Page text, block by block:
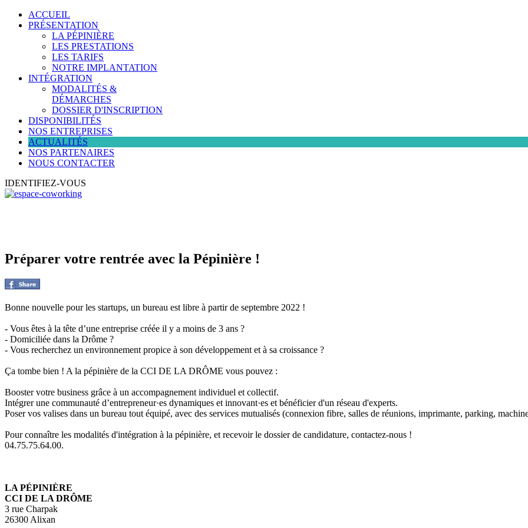
ACCUEIL
PRÉSENTATION
LA PÉPINIÈRE
LES PRESTATIONS
LES TARIFS
NOTRE IMPLANTATION
INTÉGRATION
MODALITÉS &
DÉMARCHES
DOSSIER D'INSCRIPTION
DISPONIBILITÉS
NOS ENTREPRISES
ACTUALITÉS
NOS PARTENAIRES
NOUS CONTACTER
IDENTIFIEZ-VOUS
Préparer votre rentrée avec la Pépinière !
Bonne nouvelle pour les startups, un bureau est libre à partir de septembre 2022 !
- Vous êtes à la tête d’une entreprise créée il y a moins de 3 ans ?
- Domiciliée dans la Drôme ?
- Vous recherchez un environnement propice à son développement et à sa croissance ?
Ça tombe bien ! A la pépinière de la CCI DE LA DRÔME vous pouvez :
Booster votre business grâce à un accompagnement individuel et collectif.
Intégrer une communauté d’entrepreneur·es dynamiques et innovant·es et bénéficier d'un réseau d'experts.
Poser vos valises dans un bureau tout équipé, avec des services mutualisés (connexion fibre, salles de réunions, imprimante, parking,
Pour connaître les modalités d'intégration à la pépinière, et recevoir le dossier de candidature, contactez-nous !
04.75.75.64.00.
LA PÉPINIÈRE
CCI DE LA DRÔME
3 rue Charpak
26300 Alixan